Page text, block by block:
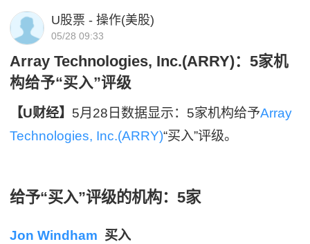
U股票 - 操作(美股)
05/28 09:33
Array Technologies, Inc.(ARRY)：5家机
构给予“买入”评级
【U财经】 5月28日数据显示：5家机构给予Array
Technologies, Inc.(ARRY)“买入”评级。
给予“买入”评级的机构：5家
Jon Windham 买入